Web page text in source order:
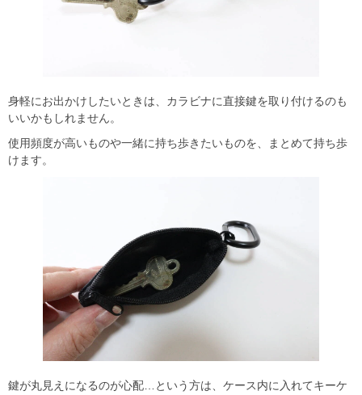
身軽にお出かけしたいときは、カラビナに直接鍵を取り付けるのも
いいかもしれません。
使用頻度が高いものや一緒に持ち歩きたいものを、まとめて持ち歩
けます。
鍵が丸見えになるのが心配…という方は、ケース内に入れてキーケ